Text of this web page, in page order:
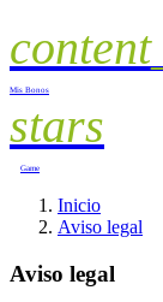
Mis Bonos
stars
Game
Inicio
Aviso legal
Aviso legal